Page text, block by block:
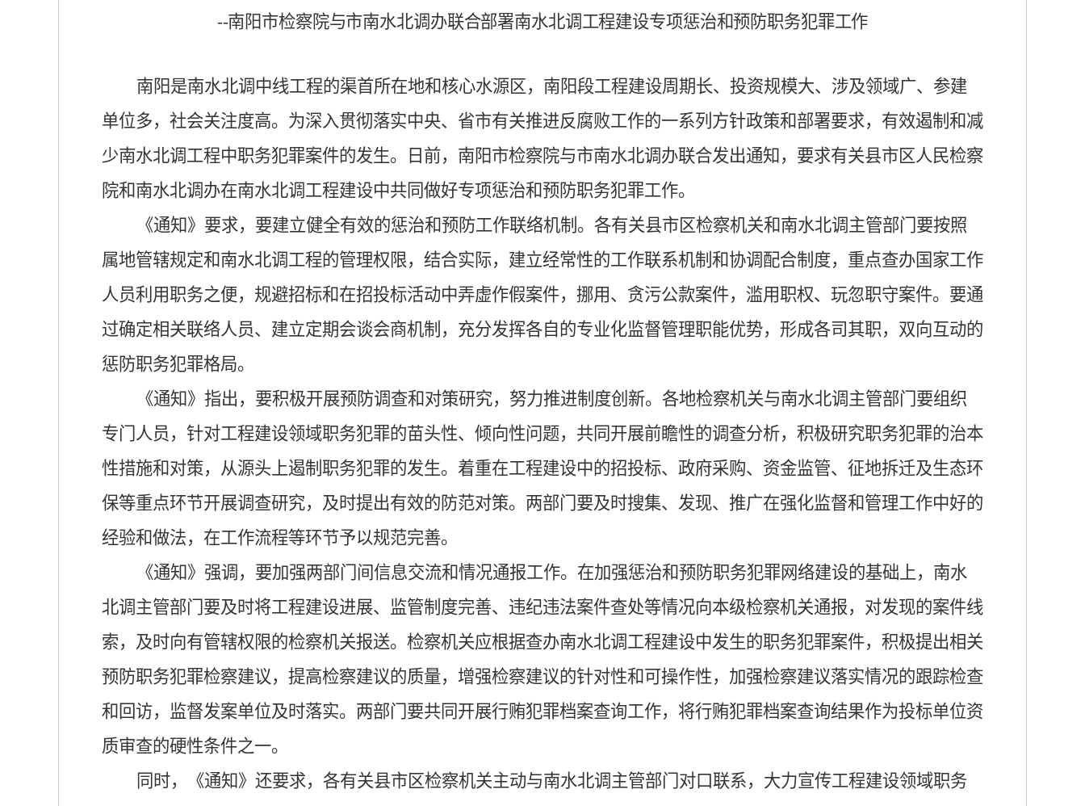
--南阳市检察院与市南水北调办联合部署南水北调工程建设专项惩治和预防职务犯罪工作
南阳是南水北调中线工程的渠首所在地和核心水源区，南阳段工程建设周期长、投资规模大、涉及领域广、参建
单位多，社会关注度高。为深入贯彻落实中央、省市有关推进反腐败工作的一系列方针政策和部署要求，有效遏制和减
少南水北调工程中职务犯罪案件的发生。日前，南阳市检察院与市南水北调办联合发出通知，要求有关县市区人民检察
院和南水北调办在南水北调工程建设中共同做好专项惩治和预防职务犯罪工作。
《通知》要求，要建立健全有效的惩治和预防工作联络机制。各有关县市区检察机关和南水北调主管部门要按照
属地管辖规定和南水北调工程的管理权限，结合实际，建立经常性的工作联系机制和协调配合制度，重点查办国家工作
人员利用职务之便，规避招标和在招投标活动中弄虚作假案件，挪用、贪污公款案件，滥用职权、玩忽职守案件。要通
过确定相关联络人员、建立定期会谈会商机制，充分发挥各自的专业化监督管理职能优势，形成各司其职，双向互动的
惩防职务犯罪格局。
《通知》指出，要积极开展预防调查和对策研究，努力推进制度创新。各地检察机关与南水北调主管部门要组织
专门人员，针对工程建设领域职务犯罪的苗头性、倾向性问题，共同开展前瞻性的调查分析，积极研究职务犯罪的治本
性措施和对策，从源头上遏制职务犯罪的发生。着重在工程建设中的招投标、政府采购、资金监管、征地拆迁及生态环
保等重点环节开展调查研究，及时提出有效的防范对策。两部门要及时搜集、发现、推广在强化监督和管理工作中好的
经验和做法，在工作流程等环节予以规范完善。
《通知》强调，要加强两部门间信息交流和情况通报工作。在加强惩治和预防职务犯罪网络建设的基础上，南水
北调主管部门要及时将工程建设进展、监管制度完善、违纪违法案件查处等情况向本级检察机关通报，对发现的案件线
索，及时向有管辖权限的检察机关报送。检察机关应根据查办南水北调工程建设中发生的职务犯罪案件，积极提出相关
预防职务犯罪检察建议，提高检察建议的质量，增强检察建议的针对性和可操作性，加强检察建议落实情况的跟踪检查
和回访，监督发案单位及时落实。两部门要共同开展行贿犯罪档案查询工作，将行贿犯罪档案查询结果作为投标单位资
质审查的硬性条件之一。
同时，《通知》还要求，各有关县市区检察机关主动与南水北调主管部门对口联系，大力宣传工程建设领域职务